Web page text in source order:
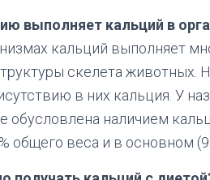
выполняет кальций в
кальций выполняет
скелета
в них кальция. У
обусловлена наличием
общего веса и в основном